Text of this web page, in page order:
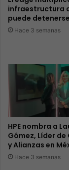
infraestructura
puede detenerse
Hace 3 semanas
HPE nombra a
Gómez, Líder de
y Alianzas en
Hace 3 semanas